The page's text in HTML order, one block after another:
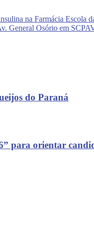
na Farmácia Escola
General Osório em
do Paraná
para orientar